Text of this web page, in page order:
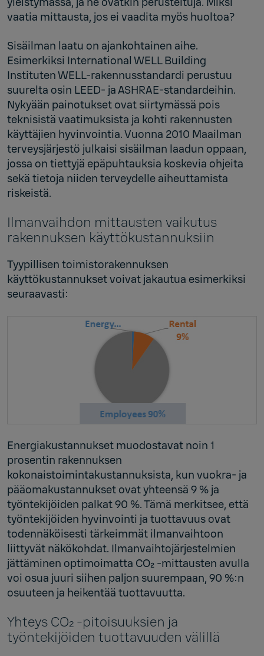
vaatia mittausta, jos ei vaadita myös huoltoa?
Sisäilman laatu on ajankohtainen aihe.
Esimerkiksi International WELL Building
Instituten WELL-rakennusstandardi perustuu
suurelta osin LEED- ja ASHRAE-standardeihin.
Nykyään painotukset ovat siirtymässä pois
teknisistä vaatimuksista ja kohti rakennusten
käyttäjien hyvinvointia. Vuonna 2010 Maailman
terveysjärjestö julkaisi sisäilman laadun oppaan,
jossa on tiettyjä epäpuhtauksia koskevia ohjeita
sekä tietoja niiden terveydelle aiheuttamista
riskeistä.
Ilmanvaihdon mittausten vaikutus
rakennuksen käyttökustannuksiin
Tyypillisen toimistorakennuksen
käyttökustannukset voivat jakautua esimerkiksi
seuraavasti:
Energiakustannukset muodostavat noin 1
prosentin rakennuksen
kokonaistoimintakustannuksista, kun vuokra- ja
pääomakustannukset ovat yhteensä 9 % ja
työntekijöiden palkat 90 %. Tämä merkitsee, että
työntekijöiden hyvinvointi ja tuottavuus ovat
todennäköisesti tärkeimmät ilmanvaihtoon
liittyvät näkökohdat. Ilmanvaihtojärjestelmien
jättäminen optimoimatta CO₂ -mittausten avulla
voi osua juuri siihen paljon suurempaan, 90 %:n
osuuteen ja heikentää tuottavuutta.
Yhteys CO₂ -pitoisuuksien ja
työntekijöiden tuottavuuden välillä